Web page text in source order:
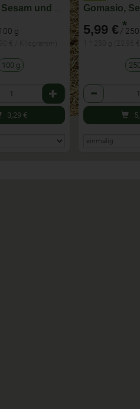
Gomasio, Sesam und Meersalz
g
100 g
3,29 €
5,99 € *
/ 250
Anzahl